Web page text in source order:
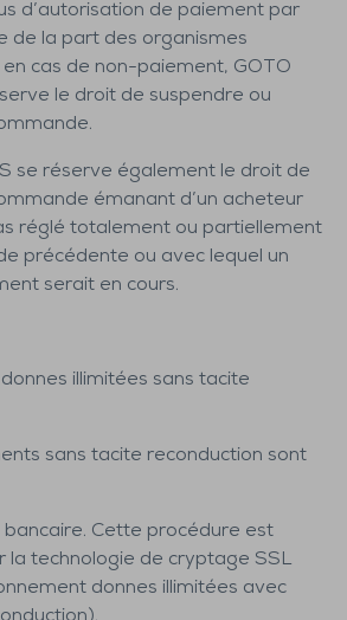
d’autorisation de paiement par
de la part des organismes
cas de non-paiement, GOTO
le droit de suspendre ou
se réserve également le droit de
émanant d’un acheteur
réglé totalement ou partiellement
précédente ou avec lequel un
serait en cours.
illimitées sans tacite
sans tacite reconduction sont
bancaire. Cette procédure est
la technologie de cryptage SSL
donnes illimitées avec